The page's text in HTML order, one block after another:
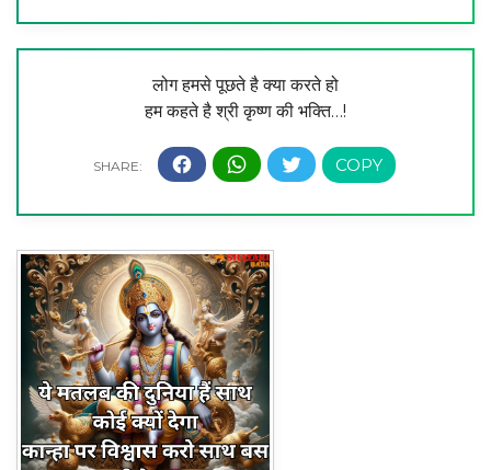
लोग हमसे पूछते है क्या करते हो
हम कहते है श्री कृष्ण की भक्ति…!